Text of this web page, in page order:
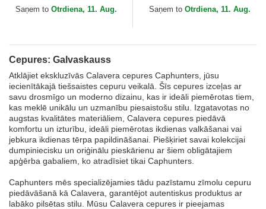
Skull The Farm no Goorin
Saņem to Otrdiena, 11. Aug.
Farm no Goorin Bros.
Saņem to Otrdiena, 11. Aug.
Cepures: Galvaskauss
Atklājiet ekskluzīvās Calavera cepures Caphunters, jūsu
iecienītākajā tiešsaistes cepuru veikalā. Šīs cepures izceļas ar
savu drosmīgo un moderno dizainu, kas ir ideāli piemērotas tiem,
kas meklē unikālu un uzmanību piesaistošu stilu. Izgatavotas no
augstas kvalitātes materiāliem, Calavera cepures piedāvā
komfortu un izturību, ideāli piemērotas ikdienas valkāšanai vai
jebkura ikdienas tērpa papildināšanai. Piešķiriet savai kolekcijai
dumpiniecisku un oriģinālu pieskārienu ar šiem obligātajiem
apģērba gabaliem, ko atradīsiet tikai Caphunters.
Caphunters mēs specializējamies tādu pazīstamu zīmolu cepuru
piedāvāšanā kā Calavera, garantējot autentiskus produktus ar
labāko pilsētas stilu. Mūsu Calavera cepures ir pieejamas